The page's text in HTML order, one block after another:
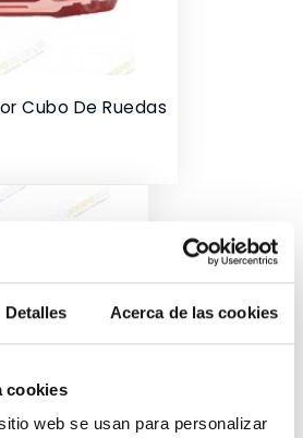
Detalles Acerca de las cookies
cookies
web se usan para personalizar
Cubo De Ruedas